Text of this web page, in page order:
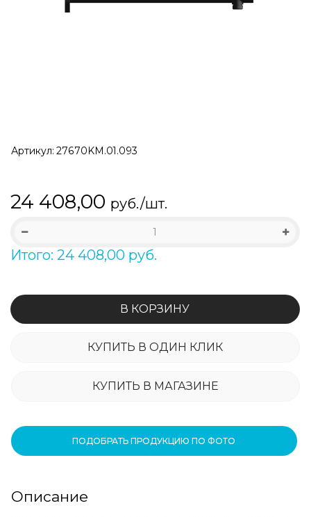
Артикул: 27670KM.01.093
24 408,00 руб./шт.
Итого: 24 408,00 руб.
В КОРЗИНУ
КУПИТЬ В ОДИН КЛИК
КУПИТЬ В МАГАЗИНЕ
ПОДОБРАТЬ ПРОДУКЦИЮ ПО ФОТО
Описание